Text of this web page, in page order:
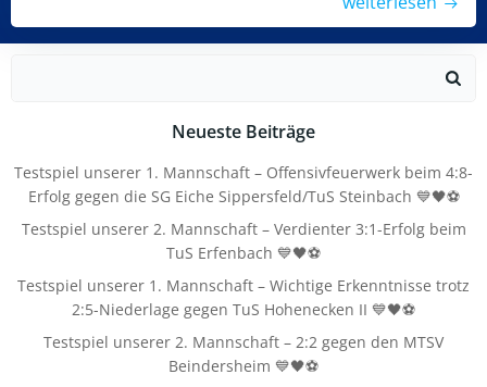
Neueste Beiträge
Testspiel unserer 1. Mannschaft – Offensivfeuerwerk beim 4:8-
Erfolg gegen die SG Eiche Sippersfeld/TuS Steinbach 💙🖤⚽
Testspiel unserer 2. Mannschaft – Verdienter 3:1-Erfolg beim
TuS Erfenbach 💙🖤⚽
Testspiel unserer 1. Mannschaft – Wichtige Erkenntnisse trotz
2:5-Niederlage gegen TuS Hohenecken II 💙🖤⚽
Testspiel unserer 2. Mannschaft – 2:2 gegen den MTSV
Beindersheim 💙🖤⚽